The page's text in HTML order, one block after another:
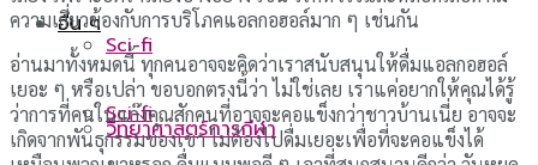
อื่น ๆ
Sci-fi
Sci-fi
วิทยาศาสตร์การกีฬา
ความเกี่ยวข้องกับการบริโภคแอลกอฮอล์มาก ๆ เช่นกัน
อ่านมาทั้งหมดนี้ ทุกคนอาจจะคิดว่าเราสนับสนุนให้ดื่มแอลกอฮอล์
เยอะ ๆ หรือเปล่า ขอบอกตรงนี้ว่า ไม่ใช่เลย เราแค่อยากให้คุณได้รู้
ว่าการที่คนในแก๊งคุณสักคนที่อาจจะคอแข็งกว่าชาวบ้านเนี่ย อาจจะ
เกิดจากพันธุกรรมของเขา ไม่ต้องไปดื่มเยอะเพื่อที่จะคอแข็งได้